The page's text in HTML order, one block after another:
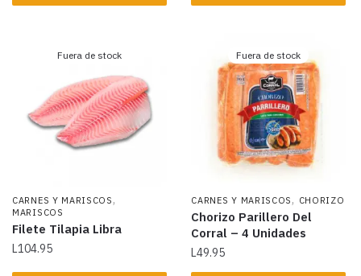
Fuera de stock
CARNES Y MARISCOS ,
MARISCOS
Filete Tilapia Libra
L104.95
Fuera de stock
CARNES Y MARISCOS , CHORIZO
Chorizo Parillero Del
Corral – 4 Unidades
L49.95